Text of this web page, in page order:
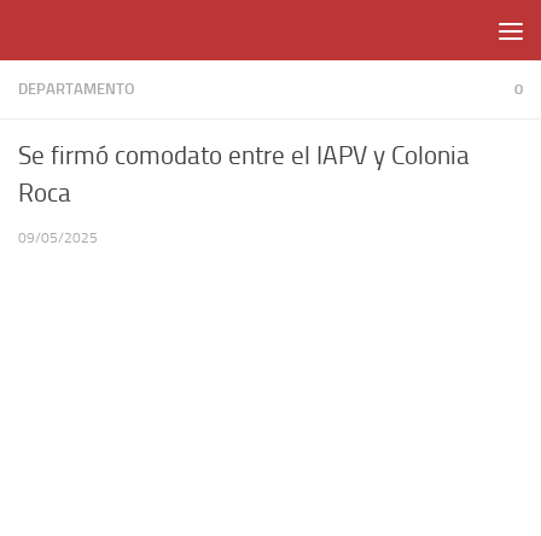
DEPARTAMENTO 0
Se firmó comodato entre el IAPV y Colonia
Roca
09/05/2025